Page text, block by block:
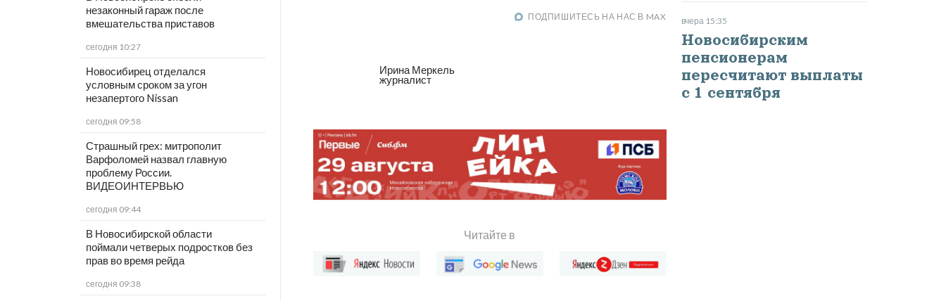
незаконный гараж после
вмешательства приставов
сегодня 10:27
Новосибирец отделался
условным сроком за угон
незапертого Nissan
сегодня 09:58
Страшный грех: митрополит
Варфоломей назвал главную
проблему России.
ВИДЕОИНТЕРВЬЮ
сегодня 09:44
В Новосибирской области
поймали четверых подростков без
прав во время рейда
сегодня 09:38
ПОДПИШИТЕСЬ НА НАС В MAX
Ирина Меркель
журналист
Читайте в
вчера 15:35
Новосибирским
пенсионерам
пересчитают выплаты
с 1 сентября